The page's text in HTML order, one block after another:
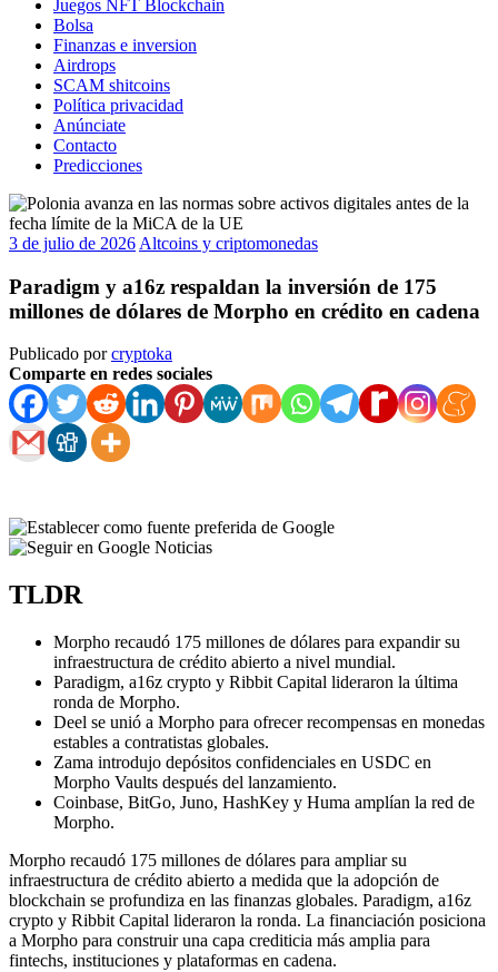
Juegos NFT Blockchain
Bolsa
Finanzas e inversion
Airdrops
SCAM shitcoins
Política privacidad
Anúnciate
Contacto
Predicciones
3 de julio de 2026 Altcoins y criptomonedas
Paradigm y a16z respaldan la inversión de 175
millones de dólares de Morpho en crédito en cadena
Publicado porcryptoka
Comparte en redes sociales
TLDR
Morpho recaudó 175 millones de dólares para expandir su
infraestructura de crédito abierto a nivel mundial.
Paradigm, a16z crypto y Ribbit Capital lideraron la última
ronda de Morpho.
Deel se unió a Morpho para ofrecer recompensas en monedas
estables a contratistas globales.
Zama introdujo depósitos confidenciales en USDC en
Morpho Vaults después del lanzamiento.
Coinbase, BitGo, Juno, HashKey y Huma amplían la red de
Morpho.
Morpho recaudó 175 millones de dólares para ampliar su
infraestructura de crédito abierto a medida que la adopción de
blockchain se profundiza en las finanzas globales. Paradigm, a16z
crypto y Ribbit Capital lideraron la ronda. La financiación posiciona
a Morpho para construir una capa crediticia más amplia para
fintechs, instituciones y plataformas en cadena.